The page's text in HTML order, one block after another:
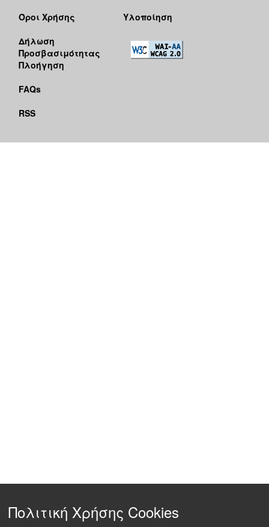
Όροι Χρήσης
Δήλωση
Προσβασιμότητας
Πλοήγηση
FAQs
RSS
Υλοποίηση
Πολιτική Χρήσης Cookies